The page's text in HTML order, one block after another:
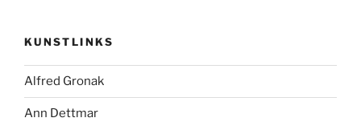
KUNSTLINKS
Alfred Gronak
Ann Dettmar